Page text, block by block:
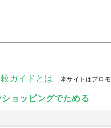
ガイドとは 本サイトはプロ
ショッピングでためる